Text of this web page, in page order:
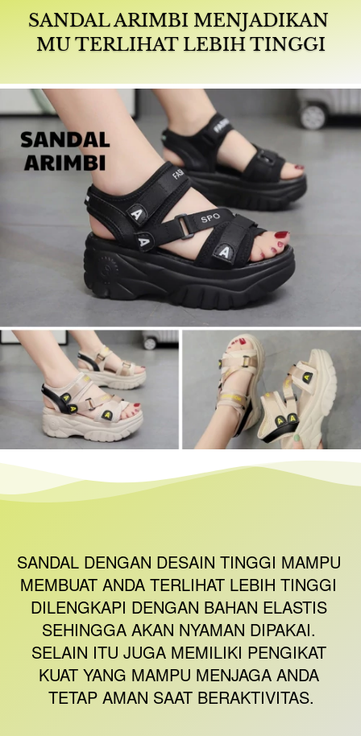
SANDAL ARIMBI MENJADIKAN
MU TERLIHAT LEBIH TINGGI
SANDAL DENGAN DESAIN TINGGI MAMPU
MEMBUAT ANDA TERLIHAT LEBIH TINGGI
DILENGKAPI DENGAN BAHAN ELASTIS
SEHINGGA AKAN NYAMAN DIPAKAI.
SELAIN ITU JUGA MEMILIKI PENGIKAT
KUAT YANG MAMPU MENJAGA ANDA
TETAP AMAN SAAT BERAKTIVITAS.